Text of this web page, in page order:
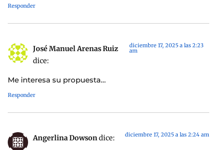
Responder
José Manuel Arenas Ruiz
dice:
diciembre 17, 2025 a las 2:23
am
Me interesa su propuesta…
Responder
Angerlina Dowsondice: diciembre 17, 2025 a las 2:24 am